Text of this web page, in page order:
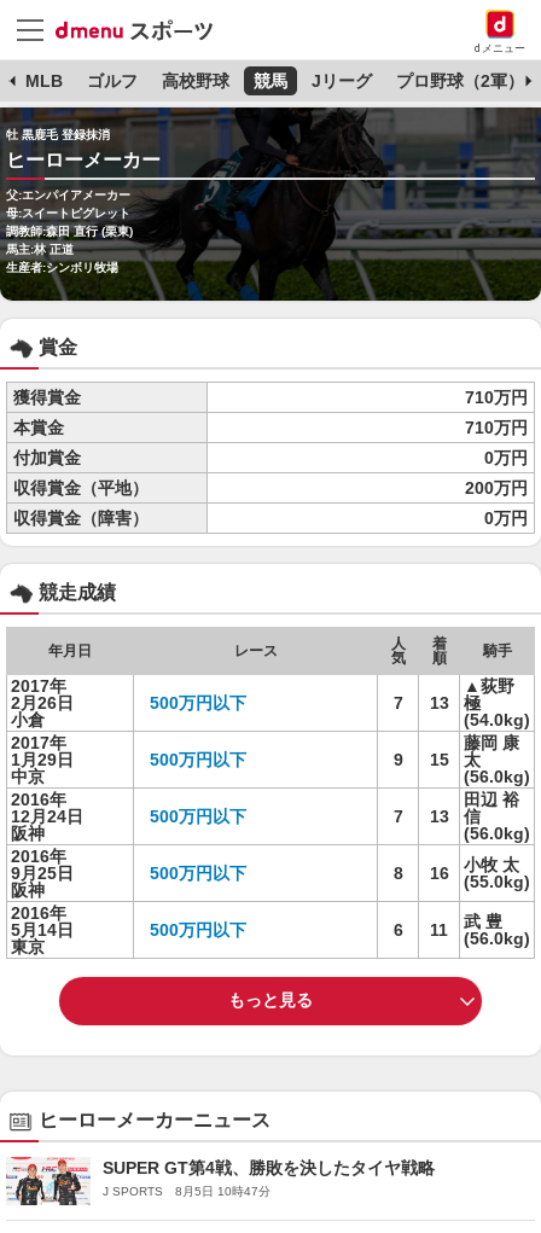
dメニュー
MLB ゴルフ 高校野球 競馬 Jリーグ プロ野球（2軍）
牡 黒鹿毛 登録抹消
ヒーローメーカー
父:エンパイアメーカー
母:スイートピグレット
調教師:森田 直行 (栗東)
馬主:林 正道
生産者:シンボリ牧場
賞金
獲得賞金
710万円
本賞金
710万円
付加賞金
0万円
収得賞金（平地）
200万円
収得賞金（障害）
0万円
競走成績
年月日 レース
人
気
着
順
騎手
2017年
2月26日
小倉
500万円以下 7 13
▲荻野
極
(54.0kg)
2017年
1月29日
中京
500万円以下 9 15
藤岡 康
太
(56.0kg)
2016年
12月24日
阪神
500万円以下 7 13
田辺 裕
信
(56.0kg)
2016年
9月25日
阪神
500万円以下 8 16
小牧 太
(55.0kg)
2016年
5月14日
東京
500万円以下 6 11
武 豊
(56.0kg)
もっと見る
ヒーローメーカーニュース
SUPER GT第4戦、勝敗を決したタイヤ戦略
J SPORTS 8月5日 10時47分